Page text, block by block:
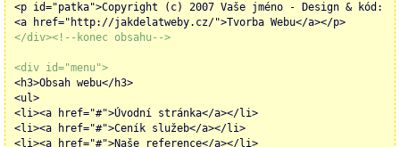
<p id="patka">Copyright (c) 2007 Vaše jméno - Design & kód:
<a href="http://jakdelatweby.cz/">Tvorba Webu</a></p>
</div><!--konec obsahu-->
<div id="menu">
<h3>Obsah webu</h3>
<ul>
<li><a href="#">Úvodní stránka</a></li>
<li><a href="#">Ceník služeb</a></li>
<li><a href="#">Naše reference</a></li>